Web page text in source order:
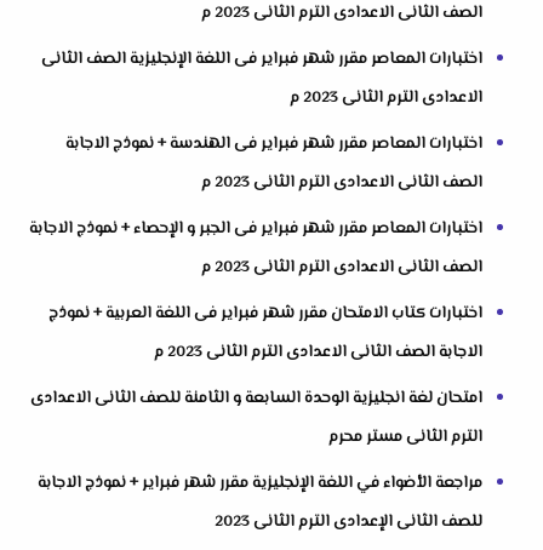
الصف الثانى الاعدادى الترم الثانى 2023 م
اختبارات المعاصر مقرر شهر فبراير فى اللغة الإنجليزية الصف الثانى
الاعدادى الترم الثانى 2023 م
اختبارات المعاصر مقرر شهر فبراير فى الهندسة + نموذج الاجابة
الصف الثانى الاعدادى الترم الثانى 2023 م
اختبارات المعاصر مقرر شهر فبراير فى الجبر و الإحصاء + نموذج الاجابة
الصف الثانى الاعدادى الترم الثانى 2023 م
اختبارات كتاب الامتحان مقرر شهر فبراير فى اللغة العربية + نموذج
الاجابة الصف الثانى الاعدادى الترم الثانى 2023 م
امتحان لغة انجليزية الوحدة السابعة و الثامنة للصف الثانى الاعدادى
الترم الثانى مستر محرم
مراجعة الأضواء في اللغة الإنجليزية مقرر شهر فبراير + نموذج الاجابة
للصف الثانى الإعدادى الترم الثانى 2023